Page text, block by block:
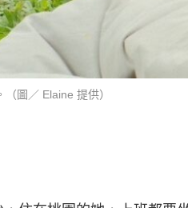
圖／ Elaine 提供）